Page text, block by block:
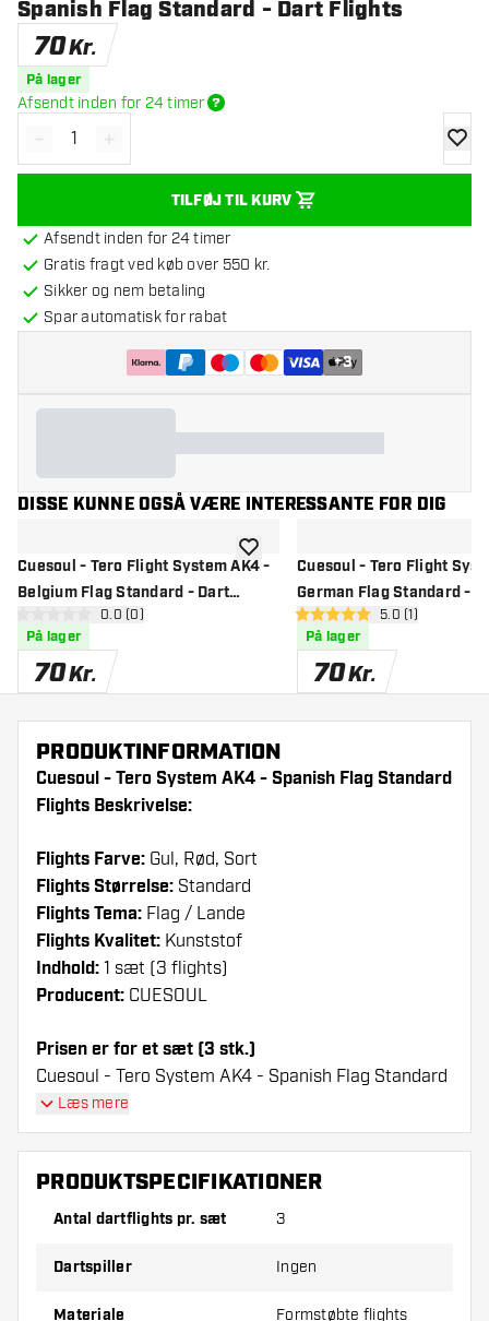
Spanish Flag Standard - Dart Flights
70Kr.
På lager
Afsendt inden for 24 timer
Reducér antal
- Øg antal
+
TILFØJ TIL KURV
Afsendt inden for 24 timer
Gratis fragt ved køb over 550 kr.
Sikker og nem betaling
Spar automatisk for rabat
+3
DISSE KUNNE OGSÅ VÆRE INTERESSANTE FOR DIG
Cuesoul - Tero Flight System AK4 -
Belgium Flag Standard - Dart
åbn anmeldelsespanel
0 bedømmelsesstjerner
0.0 (0)
På lager
70Kr.
tilføje til ønskelisteCuesoul - Tero Flight
German Flag Standard -
Flights åbn
5 bedømmelsesstjerner
5.0 (1)
På lager
70Kr.
PRODUKTINFORMATION
Cuesoul - Tero System AK4 - Spanish Flag Standard
Flights Beskrivelse:
Flights Farve: Gul, Rød, Sort
Flights Størrelse: Standard
Flights Tema: Flag / Lande
Flights Kvalitet: Kunststof
Indhold: 1 sæt (3 flights)
Producent: CUESOUL
Prisen er for et sæt (3 stk.)
Cuesoul - Tero System AK4 - Spanish Flag Standard
Flights flights have a long lifespan. These flights can
only be used with Cuesoul Shafts.
Dartshopper-tip!
Sørg for, at du har masser af flights og shafts
knækket ved brug.
Læs mere
PRODUKTSPECIFIKATIONER
Antal dartflights pr. sæt 3
Dartspiller Ingen
Materiale Formstøbte flights